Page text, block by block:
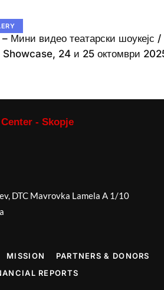
видео театарски шоукејс /
24 и 25 октомври
- Skopje
DTC Mavrovka Lamela A 1/10
MISSION
PARTNERS & DONORS
REPORTS